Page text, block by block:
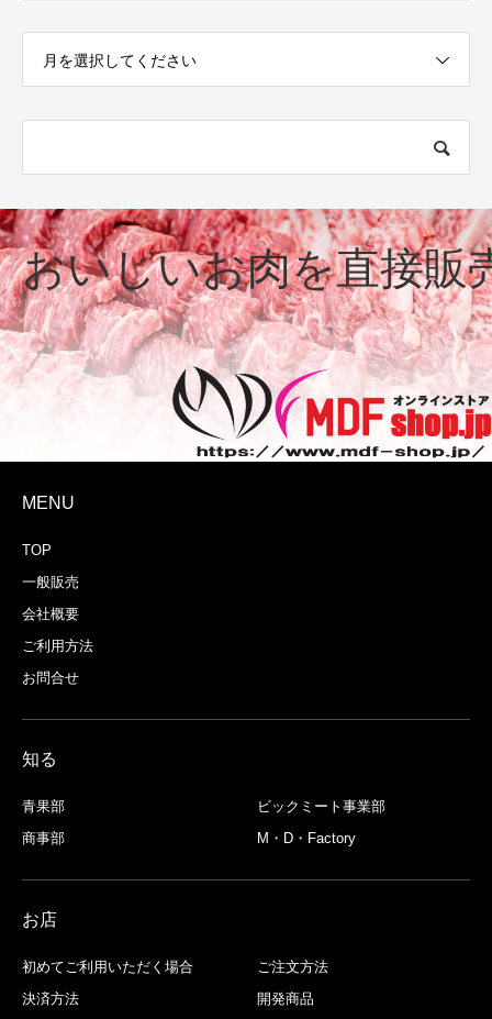
月を選択してください
おいしいお肉を直接販
吟味した素材で作るオリジナルレシ
MENU
TOP
一般販売
会社概要
ご利用方法
お問合せ
知る
青果部
ビックミート事業部
商事部
M・D・Factory
お店
初めてご利用いただく場合
ご注文方法
決済方法
開発商品